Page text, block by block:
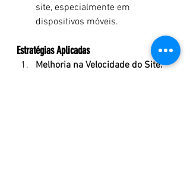
site, especialmente em
dispositivos móveis.
Estratégias Aplicadas
Melhoria na Velocidade do Site: